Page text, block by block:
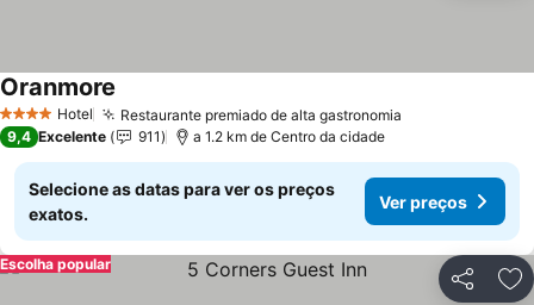
4 EstrelasHotel Restaurante premiado de alta gastronomia
Oranmore
9,4 Excelente 911 a 1.2 km de Centro da cidade
Selecione as datas para ver os preços
exatos.
Ver preços
Partilhar
Escolha popular